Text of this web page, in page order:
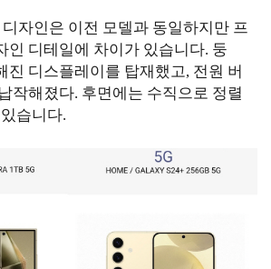
자인은 이전 모델과 동일하지만 프
인 디테일에 차이가 있습니다. 둥
진 디스플레이를 탑재했고, 전원 버
작해졌다. 후면에는 수직으로 정렬
습니다.